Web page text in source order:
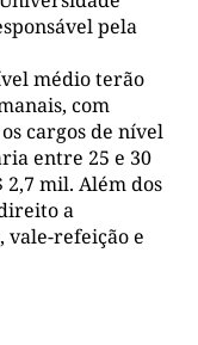
pela
médio terão
com
cargos de nível
entre 25 e 30
2,7 mil. Além dos
a
vale-refeição e